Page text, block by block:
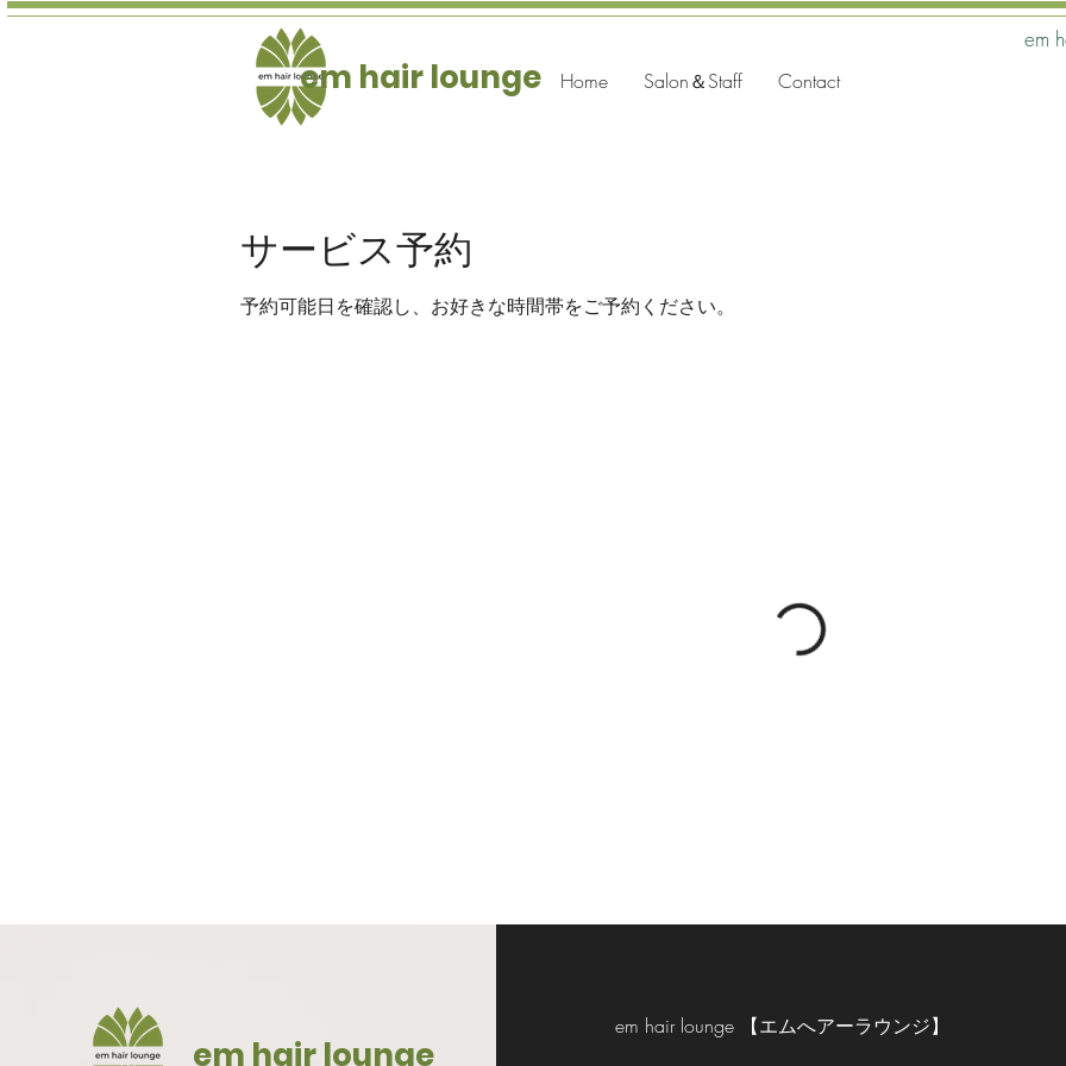
Home Salon＆Staff Contact
em hair lounge
em
サービス予約
予約可能日を確認し、お好きな時間帯をご予約ください。
em hair lounge
em hair lounge 【エムへアーラウンジ】